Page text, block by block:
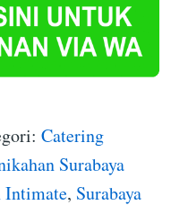
Catering
Surabaya
Intimate, Surabaya